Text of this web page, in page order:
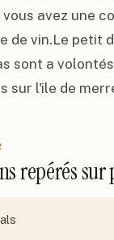
avez une
de vin.Le petit
sont a
sur l'ile de
repérés sur